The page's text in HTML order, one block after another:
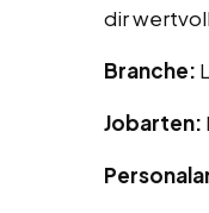
dir
Branche:
Jobarten: